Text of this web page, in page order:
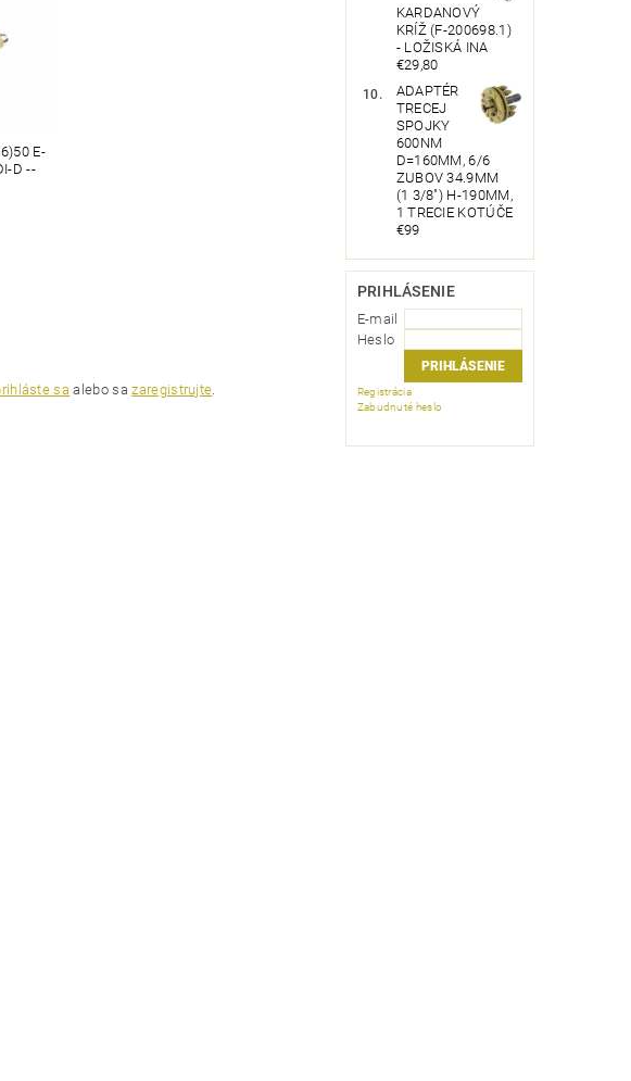
E-
D --
sa alebo sazaregistrujte.
KARDANOVÝ
KRÍŽ (F-200698.1)
- LOŽISKÁ INA
€29,80
ADAPTÉR
TRECEJ
SPOJKY
600NM
D=160MM, 6/6
ZUBOV 34.9MM
(1 3/8") H-190MM,
1 TRECIE KOTÚČE
€99
PRIHLÁSENIE
E-mail
Heslo
Registrácia
Zabudnuté heslo